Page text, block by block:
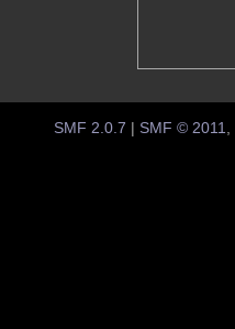
SMF 2.0.7 SMF © 2011,